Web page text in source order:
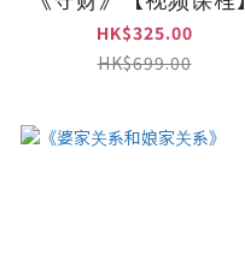
HK$325.00
HK$699.00